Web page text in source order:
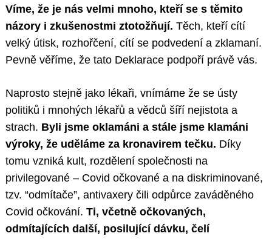
Víme, že je nás velmi mnoho, kteří se s těmito
názory i zkušenostmi ztotožňují. Těch, kteří cítí
velký útisk, rozhořčení, cítí se podvedení a zklamaní.
Pevně věříme, že tato Deklarace podpoří právě vás.
Naprosto stejně jako lékaři, vnímáme že se ústy
politiků i mnohých lékařů a vědců šíří nejistota a
strach. Byli jsme oklamáni a stále jsme klamáni
výroky, že uděláme za kronavirem tečku. Díky
tomu vzniká kult, rozdělení společnosti na
privilegované – Covid očkované a na diskriminované,
tzv. “odmítače”, antivaxery čili odpůrce zaváděného
Covid očkování. Ti, včetně očkovaných,
odmítajících další, posilující dávku, čelí